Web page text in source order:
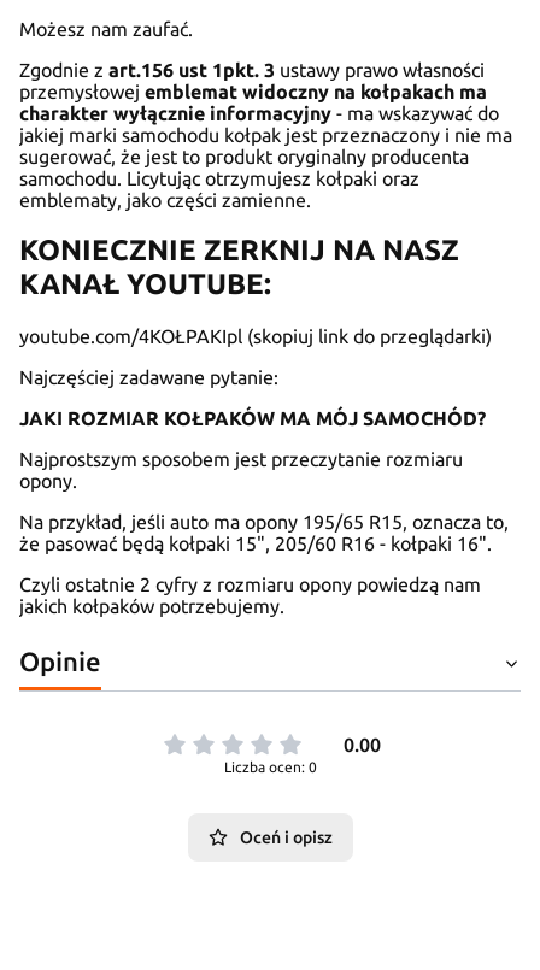
Możesz nam zaufać.
Zgodnie z art.156 ust 1pkt. 3 ustawy prawo własności
przemysłowej emblemat widoczny na kołpakach ma
charakter wyłącznie informacyjny - ma wskazywać do
jakiej marki samochodu kołpak jest przeznaczony i nie ma
sugerować, że jest to produkt oryginalny producenta
samochodu. Licytując otrzymujesz kołpaki oraz
emblematy, jako części zamienne.
KONIECZNIE ZERKNIJ NA NASZ
KANAŁ YOUTUBE:
youtube.com/4KOŁPAKIpl (skopiuj link do przeglądarki)
Najczęściej zadawane pytanie:
JAKI ROZMIAR KOŁPAKÓW MA MÓJ SAMOCHÓD?
Najprostszym sposobem jest przeczytanie rozmiaru
opony.
Na przykład, jeśli auto ma opony 195/65 R15, oznacza to,
że pasować będą kołpaki 15", 205/60 R16 - kołpaki 16".
Czyli ostatnie 2 cyfry z rozmiaru opony powiedzą nam
jakich kołpaków potrzebujemy.
Opinie
0.00
Liczba ocen: 0
Oceń i opisz